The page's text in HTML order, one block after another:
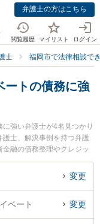
弁護士の方はこちら
閲覧履歴 マイリスト ログイン
士 福岡市で法律相談で
ートの債務に強
強い弁護士が4名見つかり
士、解決事例を持つ弁護
融の債務整理やクレジッ
野での絞り込み検索もで
法律事務所）の岐部 智光
ベートの債務のトラブル
トの債務のトラブル解決
変更
ベート 変更